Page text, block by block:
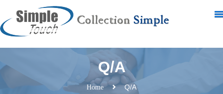
Q/A
Home Q/A